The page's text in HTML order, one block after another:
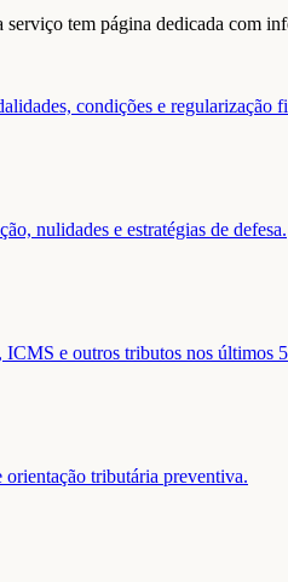
serviço tem página dedicada com
condições e regularização
nulidades e estratégias de defesa.
e outros tributos nos últimos
tributária preventiva.